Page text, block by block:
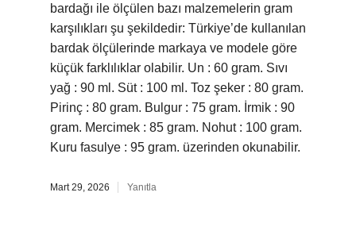
bardağı ile ölçülen bazı malzemelerin gram
karşılıkları şu şekildedir: Türkiye’de kullanılan
bardak ölçülerinde markaya ve modele göre
küçük farklılıklar olabilir. Un : 60 gram. Sıvı
yağ : 90 ml. Süt : 100 ml. Toz şeker : 80 gram.
Pirinç : 80 gram. Bulgur : 75 gram. İrmik : 90
gram. Mercimek : 85 gram. Nohut : 100 gram.
Kuru fasulye : 95 gram. üzerinden okunabilir.
Mart 29, 2026 Yanıtla